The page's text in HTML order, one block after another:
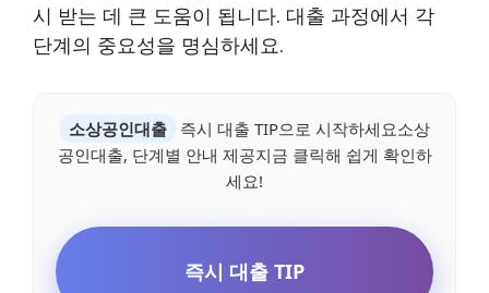
시 받는 데 큰 도움이 됩니다. 대출 과정에서 각
단계의 중요성을 명심하세요.
소상공인대출
즉시 대출 TIP으로 시작하세요소상
공인대출, 단계별 안내 제공지금 클릭해 쉽게 확인하
세요!
즉시 대출 TIP